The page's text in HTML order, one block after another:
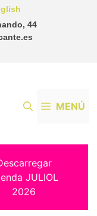
44
MENÚ
JULIOL
2026